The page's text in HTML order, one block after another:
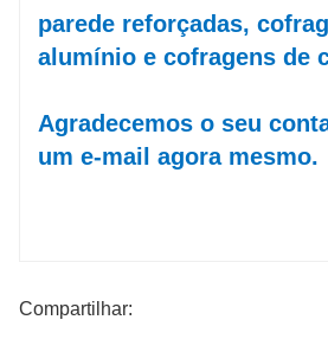
parede reforçadas,
alumínio e cofragens de
Agradecemos o seu
um e-mail agora mesmo.
Compartilhar: